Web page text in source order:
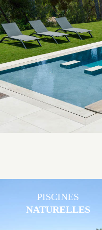
Les piscines en béton contemporaines
Brens sont uniques grâce au large choix
matériaux et de revêtements et les
options disponibles, miroir, couloir de nage,
immergée, débordement.
PISCINES
NATURELLES